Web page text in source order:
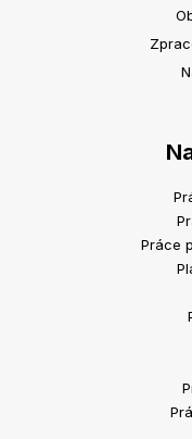
Práce